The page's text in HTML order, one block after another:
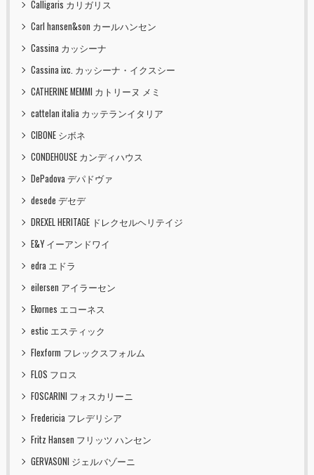
Calligaris カリガリス
Carl hansen&son カールハンセン
Cassina カッシーナ
Cassina ixc. カッシーナ・イクスシー
CATHERINE MEMMI カトリーヌ メミ
cattelan italia カッテランイタリア
CIBONE シボネ
CONDEHOUSE カンディハウス
DePadova デパドヴァ
desede デセデ
DREXEL HERITAGE ドレクセルヘリテイジ
E&Y イーアンドワイ
edra エドラ
eilersen アイラーセン
Ekornes エコーネス
estic エスティック
Flexform フレックスフォルム
FLOS フロス
FOSCARINI フォスカリーニ
Fredericia フレデリシア
Fritz Hansen フリッツ ハンセン
GERVASONI ジェルバゾーニ